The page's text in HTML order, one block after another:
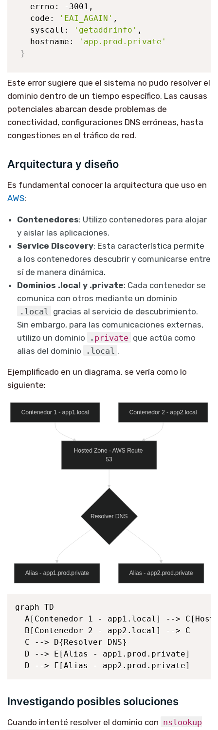
  errno: -3001,
  code:
'EAI_AGAIN' ,
  syscall:
'getaddrinfo' ,
  hostname:
'app.prod.private'
}
Este error sugiere que el sistema no pudo resolver el
dominio dentro de un tiempo específico. Las causas
potenciales abarcan desde problemas de
conectividad, configuraciones DNS erróneas, hasta
congestiones en el tráfico de red.
Arquitectura y diseño
Es fundamental conocer la arquitectura que uso en
AWS:
Contenedores: Utilizo contenedores para alojar
y aislar las aplicaciones.
Service Discovery: Esta característica permite
a los contenedores descubrir y comunicarse entre
sí de manera dinámica.
Dominios .local y .private: Cada contenedor se
comunica con otros mediante un dominio
. local gracias al servicio de descubrimiento.
Sin embargo, para las comunicaciones externas,
utilizo un dominio
. private que actúa como
alias del dominio
. local .
Ejemplificado en un diagrama, se vería como lo
siguiente:
graph TD
A[Contenedor 1 - app1.local] -->
  B[Contenedor 2 - app2.local] --> C
  C --> D{Resolver DNS}
  D --> E[Alias - app1.prod.private]
  D --> F[Alias - app2.prod.private]
Investigando posibles soluciones
Cuando intenté resolver el dominio con nslookup